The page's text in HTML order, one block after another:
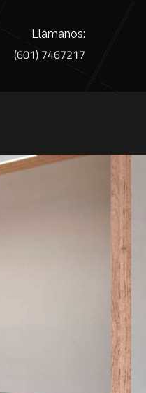
Llámanos:
(601) 7467217